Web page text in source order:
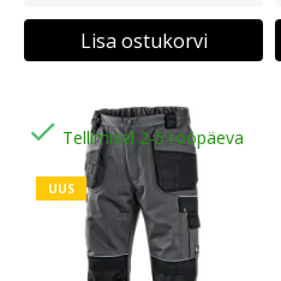
Lisa ostukorvi
 Tellimisel 2-5 tööpäeva
UUS